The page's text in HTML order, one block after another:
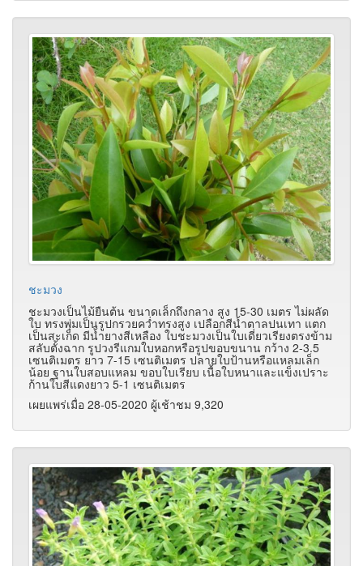
ชะมวง
ชะมวงเป็นไม้ยืนต้น ขนาดเล็กถึงกลาง สูง 15-30 เมตร ไม่ผลัด
ใบ ทรงพุ่มเป็นรูปกรวยคว่ำทรงสูง เปลือกสีน้ำตาลปนเทา แตก
เป็นสะเก็ด มีน้ำยางสีเหลือง ใบชะมวงเป็นใบเดี่ยวเรียงตรงข้าม
สลับตั้งฉาก รูปวงรีแกมใบหอกหรือรูปขอบขนาน กว้าง 2-3.5
เซนติเมตร ยาว 7-15 เซนติเมตร ปลายใบป้านหรือแหลมเล็ก
น้อย ฐานใบสอบแหลม ขอบใบเรียบ เนื้อใบหนาและแข็งเปราะ
ก้านใบสีแดงยาว 5-1 เซนติเมตร
เผยแพร่เมื่อ 28-05-2020 ผู้เช้าชม 9,320